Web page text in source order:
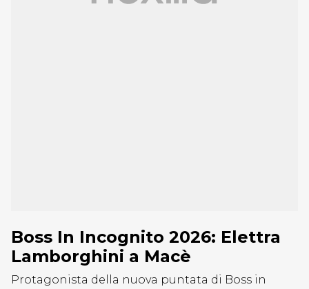
Boss In Incognito 2026: Elettra
Lamborghini a Macè
Protagonista della nuova puntata di Boss in